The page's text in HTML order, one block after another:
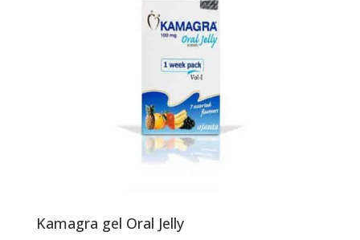
Kamagra gel Oral Jelly